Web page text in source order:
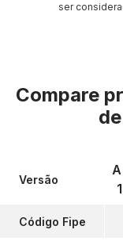
ser
Compare
de
Versão
Código Fipe